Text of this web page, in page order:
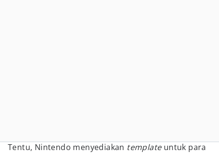
Tentu, Nintendo menyediakan templateuntuk para